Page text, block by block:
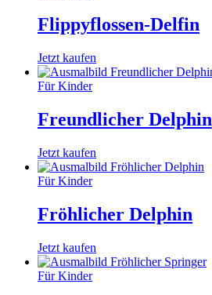
Flippyflossen-Delfin
Jetzt kaufen
Für Kinder
Freundlicher Delphin
Jetzt kaufen
Für Kinder
Fröhlicher Delphin
Jetzt kaufen
Für Kinder